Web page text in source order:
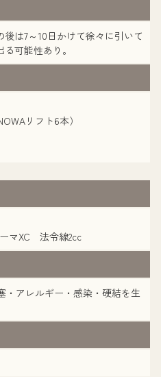
は7～10日かけて徐々に引いて
可能性あり。
リフト6本）
マXC 法令線2cc
・アレルギー・感染・硬結を生